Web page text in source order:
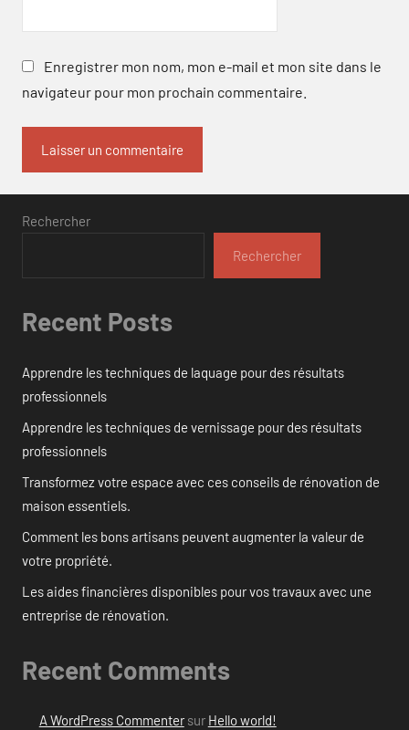
Enregistrer mon nom, mon e-mail et mon site dans le
navigateur pour mon prochain commentaire.
Rechercher
Rechercher
Recent Posts
Apprendre les techniques de laquage pour des résultats
professionnels
Apprendre les techniques de vernissage pour des résultats
professionnels
Transformez votre espace avec ces conseils de rénovation de
maison essentiels.
Comment les bons artisans peuvent augmenter la valeur de
votre propriété.
Les aides financières disponibles pour vos travaux avec une
entreprise de rénovation.
Recent Comments
A WordPress Commentersur Hello world!